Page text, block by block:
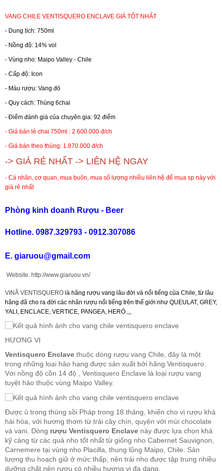
RƯỢU CHAMPANGNE
RƯỢU WHISKY
RƯỢU XO BRANDY
RƯỢU VODKA
RƯỢU COGNAC
RƯỢU VANG ĐÀ LẠT
BIA NGOẠI
Rượu Vang Argentina
VANG CANADA ICEWINE
RƯỢU VANG NAM PHI
Rượu Vang BỒ ĐÀO NHA
RƯỢU VANG ROMANIA GIÁ CỰC RẺ
RƯỢU VANG ĐỨC
VANG CHILE VENTISQUERO ENCLAVE GIÁ TỐT NHẤT
- Dung tích: 750ml
- Nồng độ: 14% vol
- Vùng nho: Maipo Valley - Chile
- Cấp độ: Icon
- Màu rượu: Vang đỏ
- Quy cách: Thùng 6chai
- Điểm đánh giá của chuyên gia: 92 điểm
- Giá bán lẻ chai 750ml : 2.600.000 đ/ch
- Giá bán theo thùng: 1.870.000 đ/ch
-> GIÁ RẺ NHẤT -> LIÊN HỆ NGAY
- Cá nhân, cơ quan, mua buôn, mua số lượng nhiều liên hệ để mua sp này với
giá rẻ nhất
Phòng kinh doanh Rượu - Beer
Hotline. 0987.329793 - 0912.307086
E. giaruou@gmail.com
Website. http://www.giaruou.vn/
VINÃ VENTISQUERO là hãng rượu vang lâu đời và nổi tiếng của Chile, từ lâu
hãng đã cho ra đời các nhãn rượu nổi tiếng trên thế giới như QUEULAT, GREY,
YALI, ENCLACE, VERTICE, PANGEA, HERÓ ,,,
HƯƠNG VỊ
Ventisquero Enclave thuộc dòng rượu vang Chile, đây là một
trong những loại hảo hạng được sản xuất bởi hãng Ventisquero.
Với nồng độ cồn 14 độ , Ventisquero Enclave là loại rượu vang
tuyệt hảo thuộc vùng Maipo Valley.
Được ủ trong thùng sồi Pháp trong 18 tháng, khiến cho vị rượu khá
hài hòa, với hương thơm từ trái cây chín, quyện với mùi chocolate
và vani. Dòng rượu Ventisquero Enclave này được lựa chọn khá
kỹ càng từ các quả nho tốt nhất từ giống nho Cabernet Sauvignon,
Carnemere tại vùng nho Placilla, thung lũng Maipo, Chile. Sản
lượng thu hoạch giữ ở mức thấp, nên trái nho được tập trung nhiều
dưỡng chất nên rượu có nhiều hương vị đa dạng.